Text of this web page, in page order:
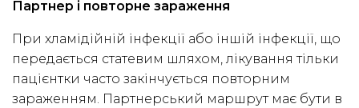
Партнер і повторне зараження
При хламідійній інфекції або іншій інфекції, що
передається статевим шляхом, лікування тільки
пацієнтки часто закінчується повторним
зараженням. Партнерський маршрут має бути в